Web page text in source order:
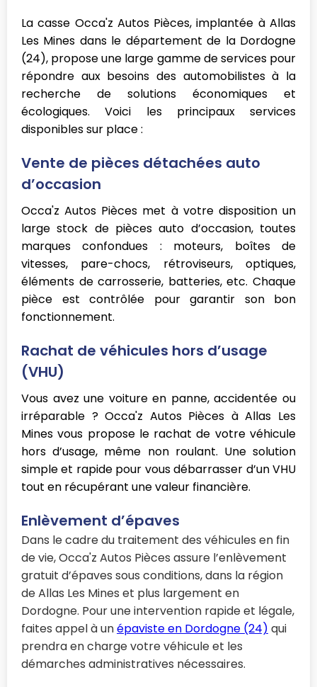
La casse Occa'z Autos Pièces, implantée à Allas
Les Mines dans le département de la Dordogne
(24), propose une large gamme de services pour
répondre aux besoins des automobilistes à la
recherche de solutions économiques et
écologiques. Voici les principaux services
disponibles sur place :
Vente de pièces détachées auto
d’occasion
Occa'z Autos Pièces met à votre disposition un
large stock de pièces auto d’occasion, toutes
marques confondues : moteurs, boîtes de
vitesses, pare-chocs, rétroviseurs, optiques,
éléments de carrosserie, batteries, etc. Chaque
pièce est contrôlée pour garantir son bon
fonctionnement.
Rachat de véhicules hors d’usage
(VHU)
Vous avez une voiture en panne, accidentée ou
irréparable ? Occa'z Autos Pièces à Allas Les
Mines vous propose le rachat de votre véhicule
hors d’usage, même non roulant. Une solution
simple et rapide pour vous débarrasser d’un VHU
tout en récupérant une valeur financière.
Enlèvement d’épaves
Dans le cadre du traitement des véhicules en fin
de vie, Occa'z Autos Pièces assure l’enlèvement
gratuit d’épaves sous conditions, dans la région
de Allas Les Mines et plus largement en
Dordogne. Pour une intervention rapide et légale,
faites appel à unépaviste en Dordogne (24) qui
prendra en charge votre véhicule et les
démarches administratives nécessaires.